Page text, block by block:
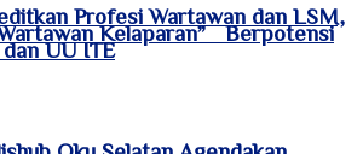
Profesi Wartawan dan LSM,
Kelaparan” Berpotensi
UU ITE